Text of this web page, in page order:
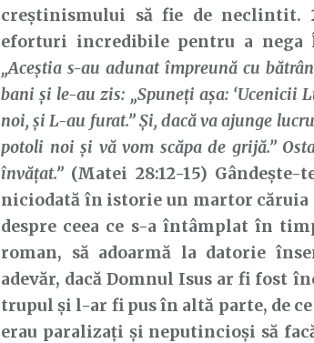
creștinismului să fie de neclintit.
eforturi incredibile pentru a nega
„Aceştia s-au adunat împreună cu
bani şi le-au zis: „Spuneţi aşa: ‘Ucenicii
noi, şi L-au furat.” Şi, dacă va ajunge
potoli noi şi vă vom scăpa de grijă.”
învăţat.” (Matei 28:12-15)
niciodată în istorie un martor căruia
despre ceea ce s-a întâmplat în
roman, să adoarmă la datorie
adevăr, dacă Domnul Isus ar fi fost
trupul și l-ar fi pus în altă parte, de
erau paralizați și neputincioși să